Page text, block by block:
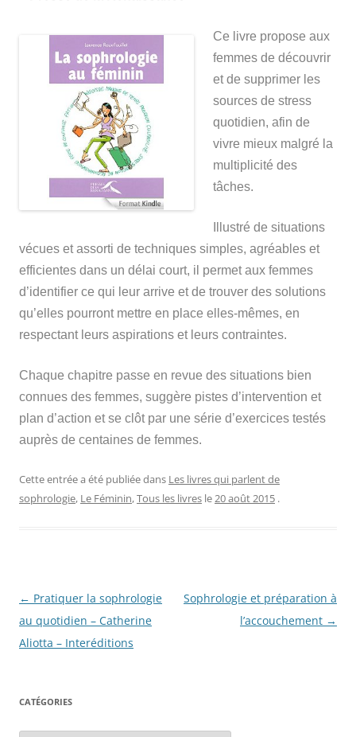
Ce livre propose aux
femmes de découvrir
et de supprimer les
sources de stress
quotidien, afin de
vivre mieux malgré la
multiplicité des
tâches.
Illustré de situations
vécues et assorti de techniques simples, agréables et
efficientes dans un délai court, il permet aux femmes
d’identifier ce qui leur arrive et de trouver des solutions
qu’elles pourront mettre en place elles-mêmes, en
respectant leurs aspirations et leurs contraintes.
Chaque chapitre passe en revue des situations bien
connues des femmes, suggère pistes d’intervention et
plan d’action et se clôt par une série d’exercices testés
auprès de centaines de femmes.
Cette entrée a été publiée dans Les livres qui parlent de
sophrologie, Le Féminin,Tous les livres le20 août 2015 .
Navigation
des
articles
← Pratiquer la sophrologie
au quotidien – Catherine
Aliotta – Interéditions
Sophrologie et préparation à
l’accouchement →
CATÉGORIES